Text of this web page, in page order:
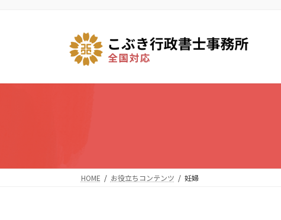
HOME お役立ちコンテンツ 妊婦